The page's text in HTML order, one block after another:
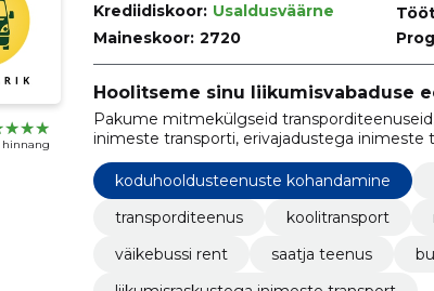
hinnang
Krediidiskoor: Usaldusväärne
Maineskoor: 2720
Hoolitseme sinu liikumisvabaduse
Pakume mitmekülgseid
inimeste transporti, erivajadustega inimeste
vedu ja väikebussi renti.
koduhooldusteenuste kohandamine
transporditeenus
koolitransport
väikebussi rent
saatja teenus